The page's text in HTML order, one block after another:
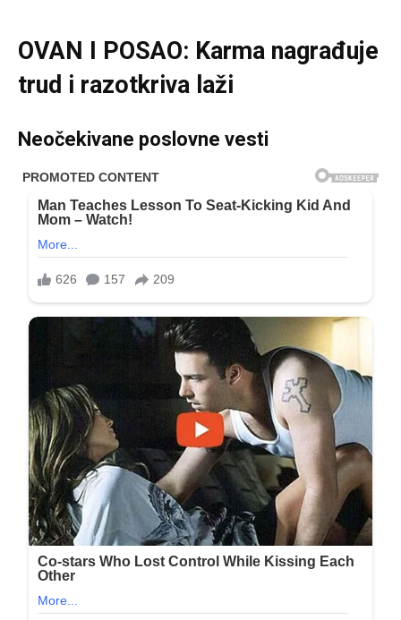
OVAN I POSAO: Karma nagrađuje
trud i razotkriva laži
Neočekivane poslovne vesti